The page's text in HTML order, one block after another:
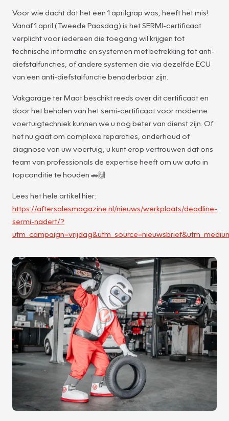
Voor wie dacht dat het een 1 aprilgrap was, heeft het mis!
Vanaf 1 april (Tweede Paasdag) is het SERMI-certificaat
verplicht voor iedereen die toegang wil krijgen tot
technische informatie en systemen met betrekking tot anti-
diefstalfuncties, of andere systemen die via dezelfde ECU
van een anti-diefstalfunctie benaderbaar zijn.
Vakgarage ter Maat beschikt reeds over dit certificaat en
door het behalen van het semi-certificaat voor moderne
voertuigtechniek kunnen we u nog beter van dienst zijn. Of
het nu gaat om complexe reparaties, onderhoud of
diagnose van uw voertuig, u kunt erop vertrouwen dat ons
team van professionals de expertise heeft om uw auto in
topconditie te houden 🚗🙌
Lees het hele artikel hier:
https://aftersalesmagazine.nl/nieuws/werkplaats/deadline-
sermi-nadert/?